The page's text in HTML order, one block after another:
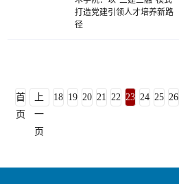
打造党建引领人才培养新路
径
首
页
上
一
页
18 19 20 21 22 23 24 25 26